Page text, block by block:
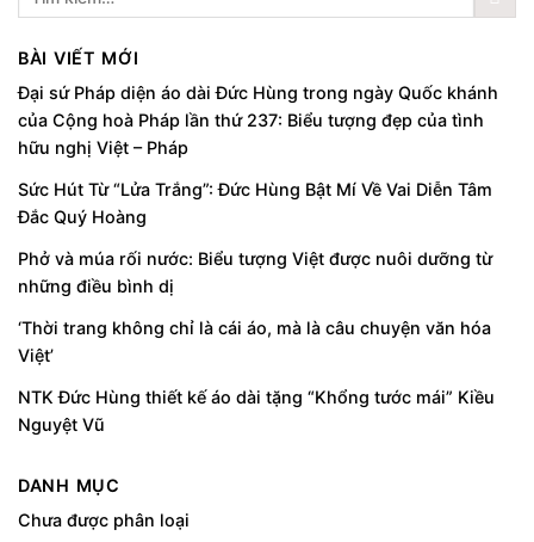
BÀI VIẾT MỚI
Đại sứ Pháp diện áo dài Đức Hùng trong ngày Quốc khánh
của Cộng hoà Pháp lần thứ 237: Biểu tượng đẹp của tình
hữu nghị Việt – Pháp
Sức Hút Từ “Lửa Trắng”: Đức Hùng Bật Mí Về Vai Diễn Tâm
Đắc Quý Hoàng
Phở và múa rối nước: Biểu tượng Việt được nuôi dưỡng từ
những điều bình dị
‘Thời trang không chỉ là cái áo, mà là câu chuyện văn hóa
Việt’
NTK Đức Hùng thiết kế áo dài tặng “Khổng tước mái” Kiều
Nguyệt Vũ
DANH MỤC
Chưa được phân loại